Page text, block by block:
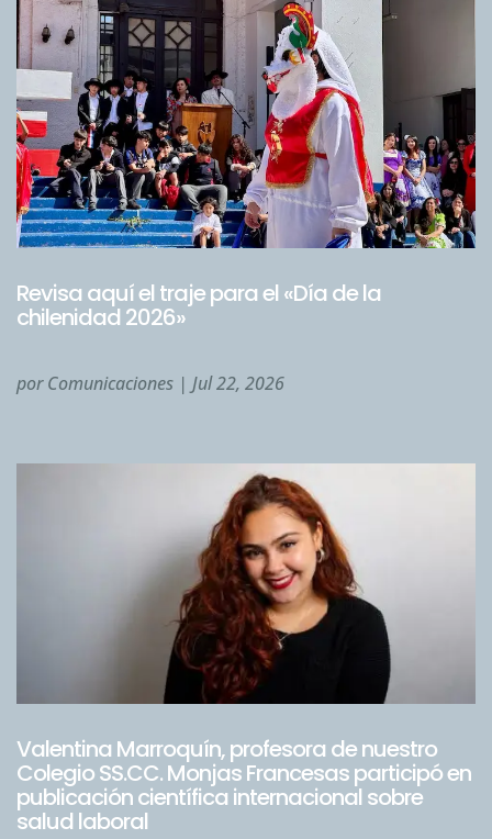
Revisa aquí el traje para el «Día de la
chilenidad 2026»
porComunicaciones | Jul 22, 2026
Valentina Marroquín, profesora de nuestro
Colegio SS.CC. Monjas Francesas participó en
publicación científica internacional sobre
salud laboral